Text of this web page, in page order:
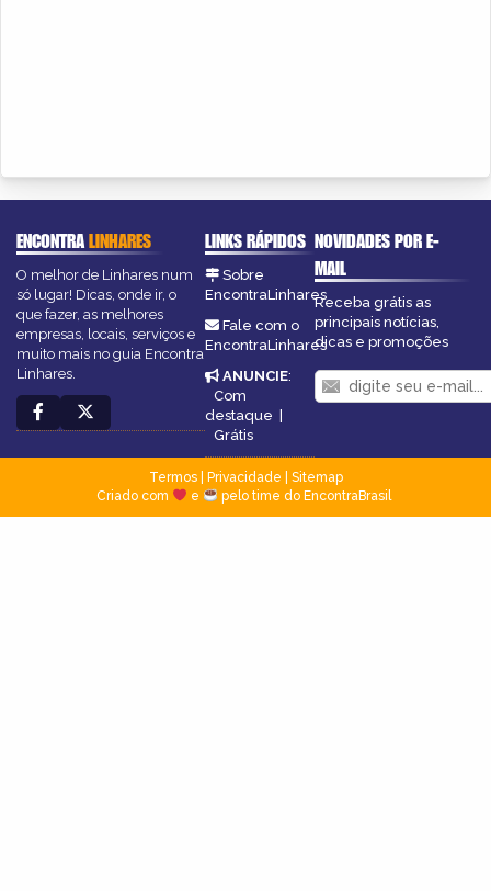
ENCONTRALINHARES
O melhor de Linhares num
só lugar! Dicas, onde ir, o
que fazer, as melhores
empresas, locais, serviços e
muito mais no guia Encontra
Linhares.
LINKS RÁPIDOS
Sobre
EncontraLinhares
Fale com o
EncontraLinhares
ANUNCIE:
Com
destaque |
Grátis
NOVIDADES POR E-
MAIL
Receba grátis as
principais notícias,
dicas e promoções
Termos| Privacidade
Sitemap
Criado com
e pelo time do EncontraBrasil